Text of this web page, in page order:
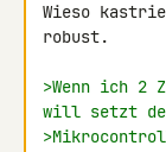
Wieso
robust.
>Wenn ich 2
will setzt